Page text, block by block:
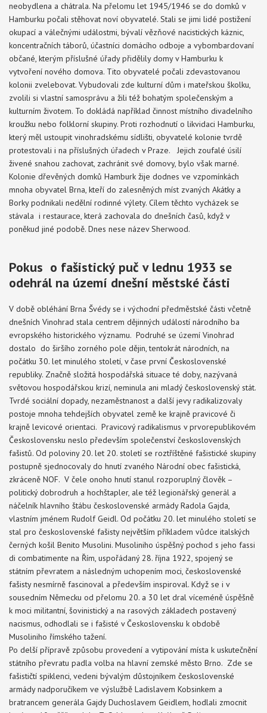
neobydlena a chátrala. Na přelomu let 1945/1946 se do domků v
Hamburku počali stěhovat noví obyvatelé. Stali se jimi lidé postižení
okupací a válečnými událostmi, bývalí vězňové nacistických káznic,
koncentračních táborů, účastníci domácího odboje a vybombardovaní
občané, kterým příslušné úřady přidělily domy v Hamburku k
vytvoření nového domova. Tito obyvatelé počali zdevastovanou
kolonii zvelebovat. Vybudovali zde kulturní dům i mateřskou školku,
zvolili si vlastní samosprávu a žili též bohatým společenským a
kulturním životem. To dokládá například činnost místního divadelního
kroužku nebo folklorní skupiny. Proti rozhodnutí o likvidaci Hamburku,
který měl ustoupit vinohradskému sídlišti, obyvatelé kolonie tvrdě
protestovali i na příslušných úřadech v Praze. Jejich zoufalé úsilí
živené snahou zachovat, zachránit své domovy, bylo však marné.
Kolonie dřevěných domků Hamburk žije dodnes ve vzpomínkách
mnoha obyvatel Brna, kteří do zalesněných míst zvaných Akátky a
Borky podnikali nedělní rodinné výlety. Cílem těchto vycházek se
stávala i restaurace, která zachovala do dnešních časů, když v
poněkud jiné podobě. Dnes nese název Sherwood.
Pokus o fašistický puč v lednu 1933 se
odehrál na území dnešní městské části
V době obléhání Brna Švédy se i východní předměstské části včetně
dnešních Vinohrad stala centrem dějinných událostí národního ba
evropského historického významu. Podruhé se území Vinohrad
dostalo do širšího zorného pole dějin, tentokrát národních, na
počátku 30. let minulého století, v čase první Československé
republiky. Značně složitá hospodářská situace té doby, nazývaná
světovou hospodářskou krizí, neminula ani mladý československý stát.
Tvrdé sociální dopady, nezaměstnanost a další jevy radikalizovaly
postoje mnoha tehdejších obyvatel země ke krajně pravicové či
krajně levicové orientaci. Pravicový radikalismus v prvorepublikovém
Československu neslo především společenství československých
fašistů. Od poloviny 20. let 20. století se roztříštěné fašistické skupiny
postupně sjednocovaly do hnutí zvaného Národní obec fašistická,
zkráceně NOF. V čele onoho hnutí stanul rozporuplný člověk –
politický dobrodruh a hochštapler, ale též legionářský generál a
náčelník hlavního štábu československé armády Radola Gajda,
vlastním jménem Rudolf Geidl. Od počátku 20. let minulého století se
stal pro československé fašisty největším příkladem vůdce italských
černých košil Benito Musolini. Musoliniho úspěšný pochod s jeho fassi
di combatimente na Řím, uspořádaný 28. října 1922, spojený se
státním převratem a následným uchopením moci, československé
fašisty nesmírně fascinoval a především inspiroval. Když se i v
sousedním Německu od přelomu 20. a 30 let dral víceméně úspěšně
k moci militantní, šovinistický a na rasových základech postavený
nacismus, odhodlali se i fašisté v Československu k obdobě
Musoliniho římského tažení.
Po delší přípravě způsobu provedení a vytipování místa k uskutečnění
státního převratu padla volba na hlavní zemské město Brno. Zde se
fašističtí spiklenci, vedeni bývalým důstojníkem československé
armády nadporučíkem ve výslužbě Ladislavem Kobsinkem a
bratrancem generála Gajdy Duchoslavem Geidlem, hodlali zmocnit